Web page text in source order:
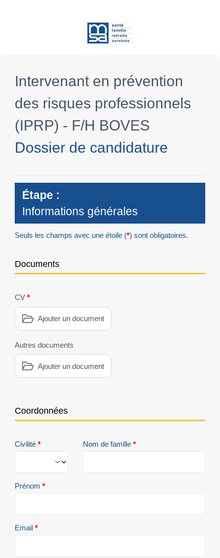
Intervenant en prévention
des risques professionnels
(IPRP) - F/H BOVES
Dossier de candidature
Étape :
Informations générales
Seuls les champs avec une étoile (*) sont obligatoires.
Documents
CV *
Ajouter un document
Autres documents
Ajouter un document
Coordonnées
Civilité * Nom de famille*
Prénom *
Email *